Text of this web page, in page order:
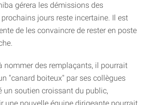
gérera les démissions des
jours reste incertaine. Il est
de les convaincre de rester en poste
nommer des remplaçants, il pourrait
"canard boiteux" par ses collègues
un soutien croissant du public,